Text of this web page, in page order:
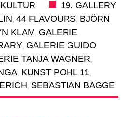
19. GALLERY
, 44 FLAVOURS, BJÖRN
KLAM, GALERIE
, GALERIE GUIDO
TANJA WAGNER,
, KUNST POHL 11,
, SEBASTIAN BAGGE